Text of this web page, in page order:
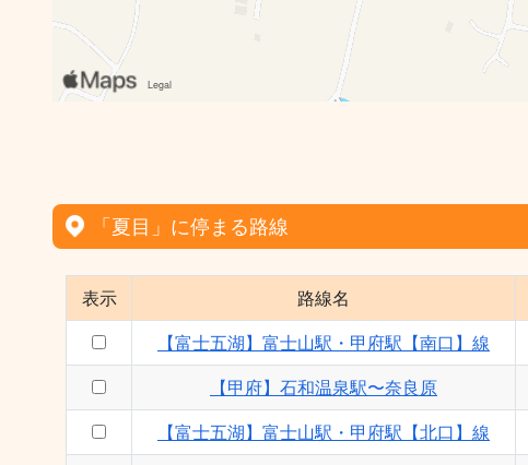
「夏目」に停まる路線
表示 路線名
【富士五湖】富士山駅・甲府駅【南口】線
【甲府】石和温泉駅〜奈良原
【富士五湖】富士山駅・甲府駅【北口】線